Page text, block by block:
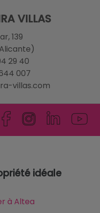
VILLAS
139
29 40
007
villas.com
idéale
à Altea